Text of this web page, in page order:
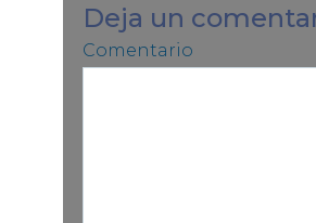
Deja un
Comentario